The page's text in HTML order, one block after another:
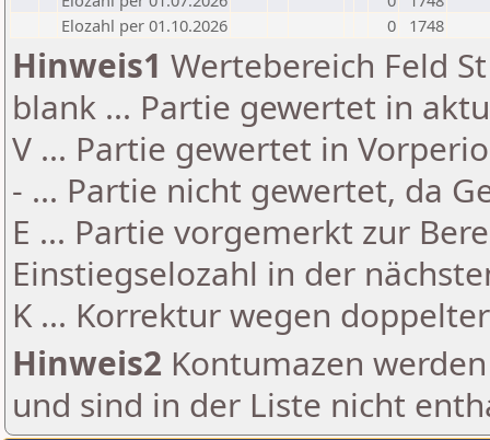
Elozahl per 01.10.2026
0 1748
Hinweis1 Wertebereich Feld
blank ... Partie gewertet in
V ... Partie gewertet in
- ... Partie nicht gewertet, da
E ... Partie vorgemerkt zur
Einstiegselozahl in der
K ... Korrektur wegen
Hinweis2 Kontumazen
und sind in der Liste nicht